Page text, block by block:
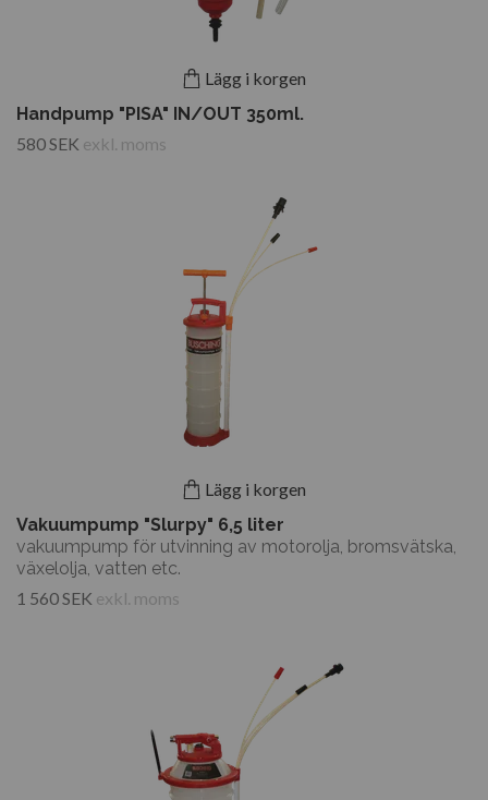
Lägg i korgen
Handpump "PISA" IN/OUT 350ml.
580 SEK exkl. moms
Lägg i korgen
Vakuumpump "Slurpy" 6,5 liter
vakuumpump för utvinning av motorolja, bromsvätska,
växelolja, vatten etc.
1 560 SEK exkl. moms